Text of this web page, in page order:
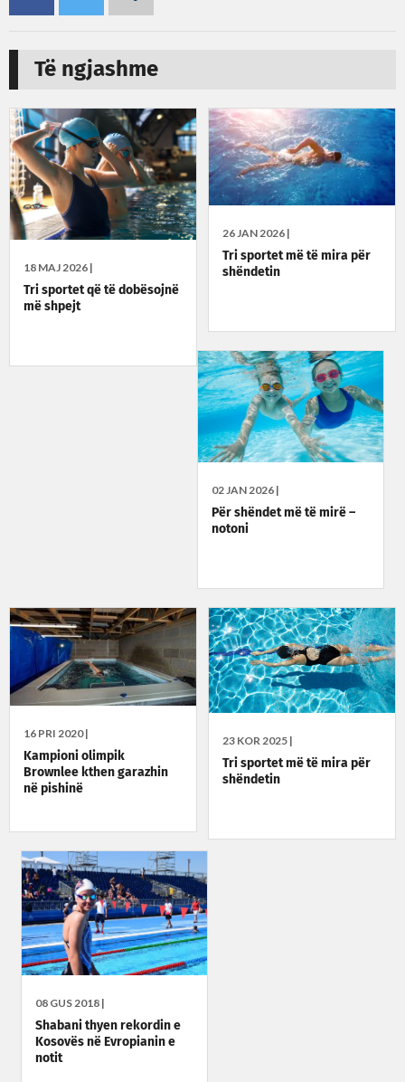
Të ngjashme
18 MAJ 2026 |
Tri sportet që të dobësojnë
më shpejt
26 JAN 2026 |
Tri sportet më të mira për
shëndetin
02 JAN 2026 |
Për shëndet më të mirë –
notoni
23 KOR 2025 |
Tri sportet më të mira për
shëndetin
16 PRI 2020 |
Kampioni olimpik
Brownlee kthen garazhin
në pishinë
08 GUS 2018 |
Shabani thyen rekordin e
Kosovës në Evropianin e
notit